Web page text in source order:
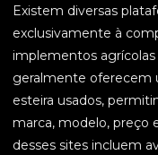
Existem diversas
exclusivamente à
implementos
geralmente oferecem
esteira usados,
marca, modelo, preço
desses sites incluem